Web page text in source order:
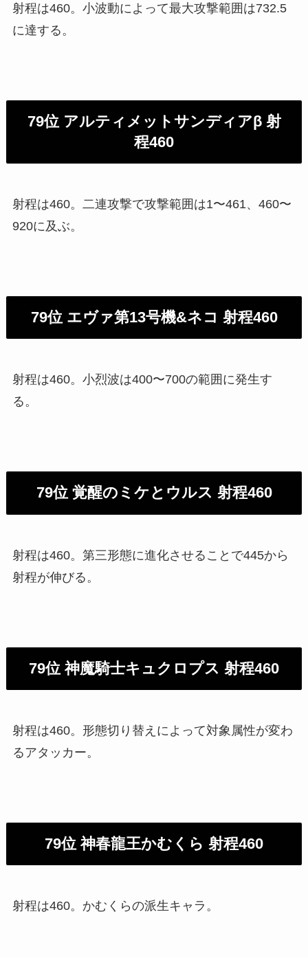
射程は460。小波動によって最大攻撃範囲は732.5
に達する。
79位 アルティメットサンディアβ 射
程460
射程は460。二連攻撃で攻撃範囲は1〜461、460〜
920に及ぶ。
79位 エヴァ第13号機&ネコ 射程460
射程は460。小烈波は400〜700の範囲に発生す
る。
79位 覚醒のミケとウルス 射程460
射程は460。第三形態に進化させることで445から
射程が伸びる。
79位 神魔騎士キュクロプス 射程460
射程は460。形態切り替えによって対象属性が変わ
るアタッカー。
79位 神春龍王かむくら 射程460
射程は460。かむくらの派生キャラ。